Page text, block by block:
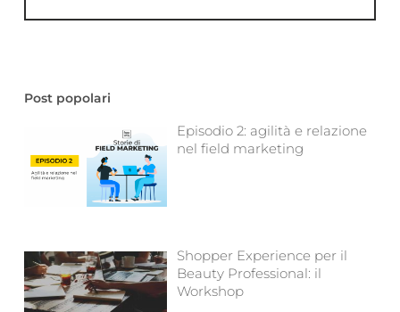
Post popolari
Episodio 2: agilità e relazione
nel field marketing
Shopper Experience per il
Beauty Professional: il
Workshop